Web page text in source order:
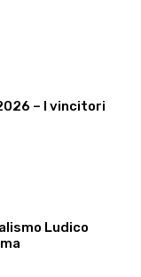
– I vincitori
Ludico